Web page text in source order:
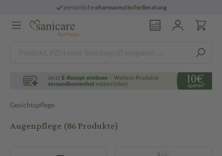
persönliche pharmazeutische Beratung
Gesichtspflege
Augenpflege (86 Produkte)